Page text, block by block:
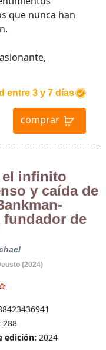
entre 3 y 7 días
comprar
que nunca han
el infinito
y caída de
fundador de
(2024)
288
edición: 2024